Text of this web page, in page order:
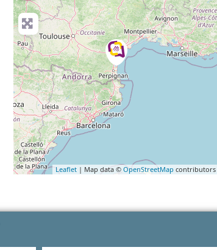
Leaflet | Map data © OpenStreetMap contributors